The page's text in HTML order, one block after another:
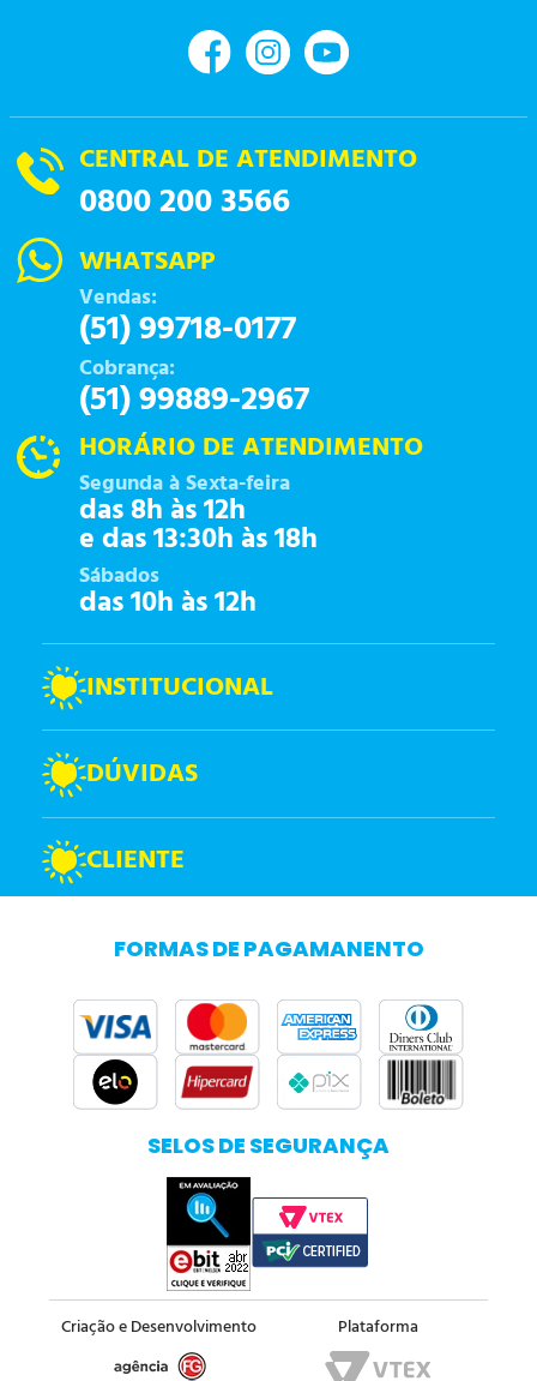
CENTRAL DE ATENDIMENTO
0800 200 3566
WHATSAPP
Vendas:
(51) 99718-0177
Cobrança:
(51) 99889-2967
HORÁRIO DE ATENDIMENTO
Segunda à Sexta-feira
das 8h às 12h
e das 13:30h às 18h
Sábados
das 10h às 12h
INSTITUCIONAL
DÚVIDAS
CLIENTE
FORMAS DE PAGAMANENTO
SELOS DE SEGURANÇA
Criação e Desenvolvimento Plataforma